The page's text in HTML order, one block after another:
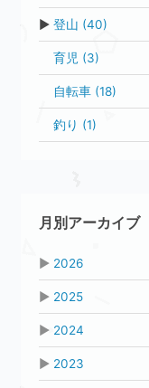
▶ 登山 (40)
育児 (3)
自転車 (18)
釣り (1)
月別アーカイブ
▶ 2026
▶ 2025
▶ 2024
▶ 2023